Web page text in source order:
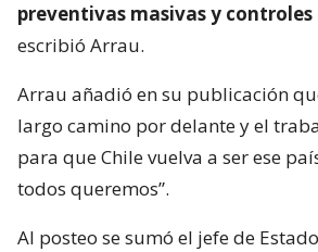
preventivas masivas y
escribió Arrau.
Arrau añadió en su publicación
largo camino por delante y el
para que Chile vuelva a ser ese
todos queremos”.
Al posteo se sumó el jefe de